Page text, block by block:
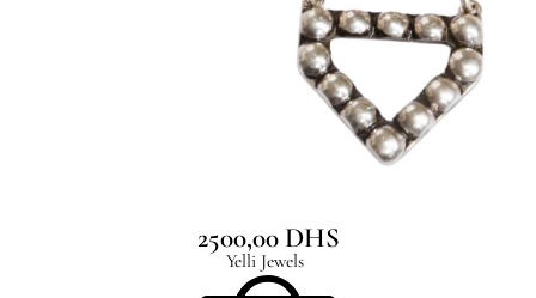
Yelli Jewels
2500,00 DHS